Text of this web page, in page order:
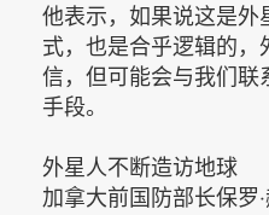
他表示，如果说这是外
式，也是合乎逻辑的，
信，但可能会与我们联
手段。
外星人不断造访地球
加拿大前国防部长保罗